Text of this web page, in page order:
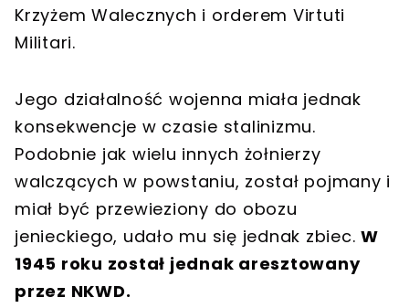
Krzyżem Walecznych i orderem Virtuti
Militari.
Jego działalność wojenna miała jednak
konsekwencje w czasie stalinizmu.
Podobnie jak wielu innych żołnierzy
walczących w powstaniu, został pojmany i
miał być przewieziony do obozu
jenieckiego, udało mu się jednak zbiec. W
1945 roku został jednak aresztowany
przez NKWD.